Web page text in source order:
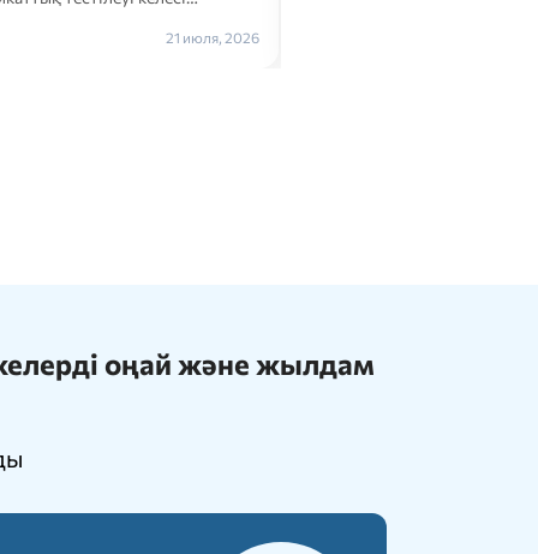
21 июля, 2026
оңай және жылдам